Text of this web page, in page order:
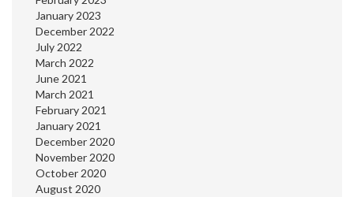
January 2023
December 2022
July 2022
March 2022
June 2021
March 2021
February 2021
January 2021
December 2020
November 2020
October 2020
August 2020